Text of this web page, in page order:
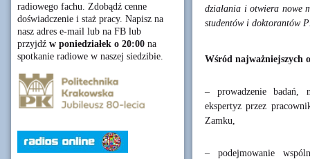
radiowego fachu. Zdobądź cenne
doświadczenie i staż pracy. Napisz na
nasz adres e-mail lub na FB lub
przyjdź w poniedziałek o 20:00 na
spotkanie radiowe w naszej siedzibie.
działania i otwiera nowe
studentów i doktorantów
Wśród najważniejszych
– prowadzenie badań,
ekspertyz przez
Zamku,
– podejmowanie